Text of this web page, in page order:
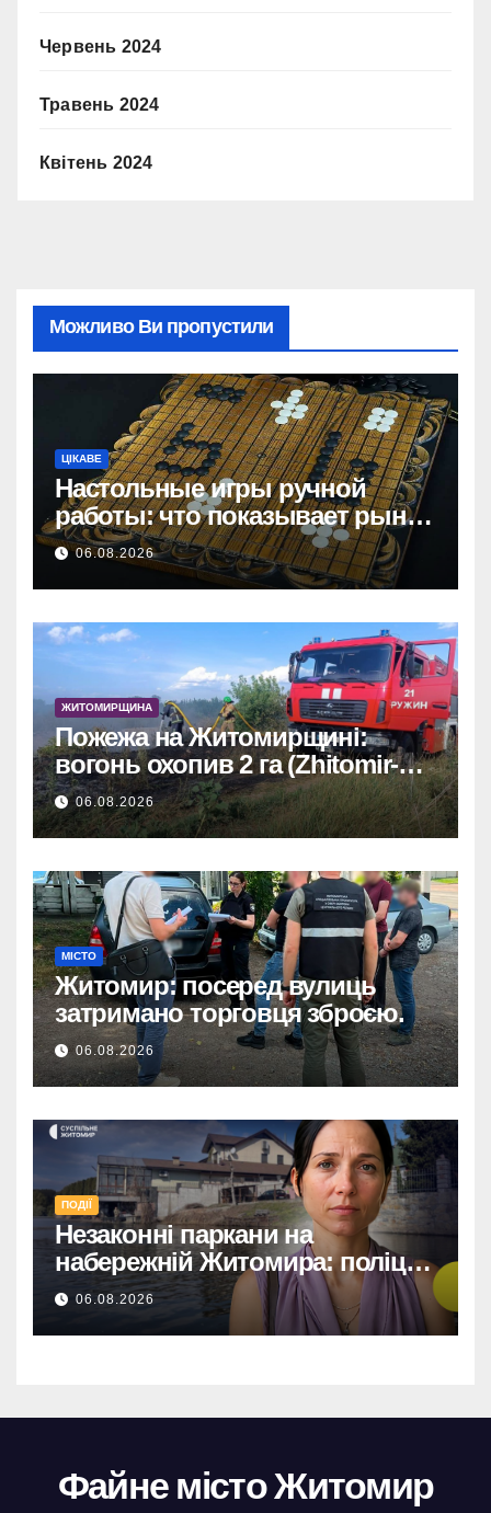
Червень 2024
Травень 2024
Квітень 2024
Можливо Ви пропустили
ЦІКАВЕ
Настольные игры ручной
работы: что показывает рынок
и почему цифры говорят сами
за себя
06.08.2026
ЖИТОМИРЩИНА
Пожежа на Житомирщині:
вогонь охопив 2 га (Zhitomir-
OnLine)
06.08.2026
МІСТО
Житомир: посеред вулиць
затримано торговця зброєю.
06.08.2026
ПОДІЇ
Незаконні паркани на
набережній Житомира: поліція
перевіряє погрози від
представниць міськради
06.08.2026
Файне місто Житомир